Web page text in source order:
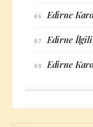
06 Edirne
07 Edirne
08 Edirne